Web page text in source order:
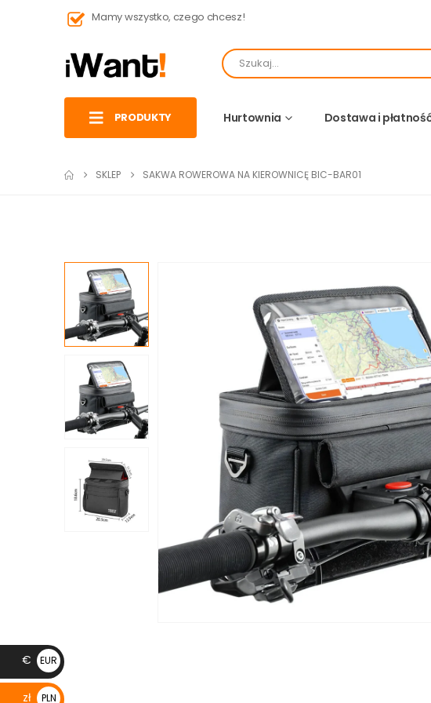
Mamy wszystko, czego chcesz!
PRODUKTY Hurtownia Dostawa i
SKLEP SAKWA ROWEROWA NA KIEROWNICĘ BIC-BAR01
€
EUR
€
zł PLN